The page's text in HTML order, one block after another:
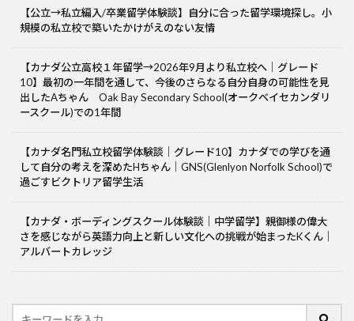
【公立→私立編入/卒業留学体験談】自分に合った留学環境探し。小
規模の私立校で築いたかけがえのない友情
【カナダ公立高校１年留学→2026年9月より私立校へ｜グレード
10】最初の一年間を通して、今後のさらなる自分自身の可能性を見
出したAちゃん Oak Bay Secondary School(オークベイセカンダリ
ースクール)での1年間
【カナダ名門私立校留学体験談｜グレード10】カナダでの学びを通
して自分の考えを深めたHちゃん｜GNS(Glenlyon Norfolk School)で
過ごすビクトリア留学生活
【カナダ・ボーディングスクール体験談｜中学留学】親御様の偉大
さを感じながら英語力向上と新しい文化への挑戦が始まったKくん｜
アルバートカレッジ